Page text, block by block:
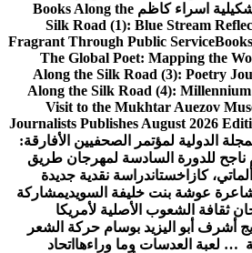
اسراء كاظم Books Along the
Silk Road (1): Blue Stream
Fragrant Through Public Service
The Global Poet: Mapping the
Along the Silk Road (3): Poetry
Along the Silk Road (4): Millennium
Visit to the Mukhtar Auezov
Journalists Publishes August 2026
الدولية لمؤتمر الصحفيين الأفارقة:
ناجح للدورة السادسة لمهرجان طريق
كازاخستاندراسة نقدية جديدة
عوشة بنت خليفة السويديمشاركة
ثقافة الشعوب الأصلية لأمريكا
أشرف أبو اليزيد بوسام حركة الشعر
… لعبة العدسات وما وراءها اتحاد